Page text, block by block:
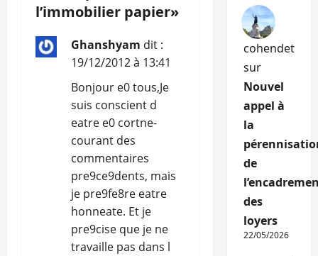
n
d
l’immobilier papier»
Ghanshyam dit :
19/12/2012 à 13:41
Bonjour e0 tous,Je
suis conscient d
eatre e0 cortne-
courant des
commentaires
pre9ce9dents, mais
je pre9fe8re eatre
honneate. Et je
pre9cise que je ne
travaille pas dans l
cohendet
sur
Nouvel
appel à
la
de
des
loyers
22/05/2026